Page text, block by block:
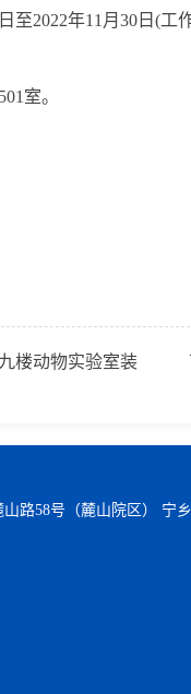
2022年11月30日(工
室。
楼动物实验室装
路58号（麓山院区） 宁